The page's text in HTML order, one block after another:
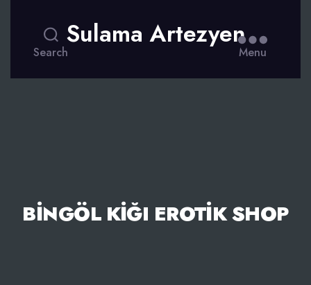
Search
Sulama Artezyen
Menu
BINGÖL KIĞI EROTIK SHOP